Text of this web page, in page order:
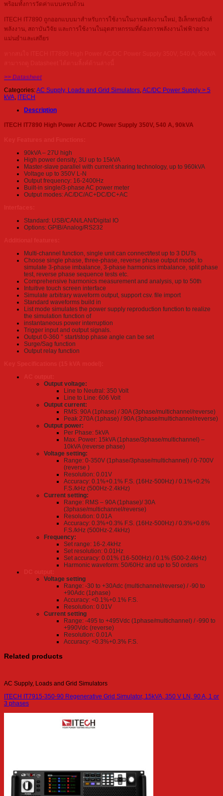
พร้อมทั้งการวัดค่าแบบครบถ้วน
ITECH IT7890 ถูกออกแบบมาสำหรับการใช้งานในงานพลังงานใหม่, อิเล็กทรอนิกส์
พลังงาน, สถาบันวิจัย และการใช้งานในอุตสาหกรรมที่ต้องการพลังงานไฟฟ้าอย่าง
แม่นยำและเสถียร
>> Datasheet
Categories:AC Supply, Loads and Grid Simulators,AC/DC Power Supply > 5
kVA, ITECH
Description
ITECH IT7890 High Power AC/DC Power Supply 350V, 540 A, 90kVA
90kVA – 27U high
High power density, 3U up to 15kVA
Master-slave parallel with current sharing technology, up to 960kVA
Voltage up to 350V L-N
Output frequency: 16-2400Hz
Built-in single/3-phase AC power meter
Output modes: AC/DC/AC+DC/DC+AC
Standard: USB/CAN/LAN/Digital IO
Options: GPIB/Analog/RS232
Multi-channel function, single unit can connect/test up to 3 DUTs
Choose single phase, three-phase, reverse phase output mode, to
simulate 3-phase imbalance, 3-phase harmonics imbalance, split phase
test, reverse phase sequence tests etc.
Comprehensive harmonics measurement and analysis, up to 50th
Intuitive touch screen interface
Simulate arbitrary waveform output, support csv. file import
Standard waveforms build in
List mode simulates the power supply reproduction function to realize
the simulation function of
instantaneous power interruption
Trigger input and output signals.
Output 0-360 ° start/stop phase angle can be set
Surge/Sag function
Output relay function
Output voltage:
Line to Neutral: 350 Volt
Line to Line: 606 Volt
Output current:
RMS: 90A (1phase) / 30A (3phase/multichannel/reverse)
Peak 270A (1phase) / 90A (3phase/multichannel/reverse)
Output power:
Per Phase: 5kVA
Max. Power: 15kVA (1phase/3phase/multichannel) –
10kVA (reverse phase)
Voltage setting:
Range: 0-350V (1phase/3phase/multichannel) / 0-700V
(reverse )
Resolution: 0.01V
Accuracy: 0.1%+0.1% F.S. (16Hz-500Hz) / 0.1%+0.2%
F.S./kHz (500Hz-2.4kHz)
Current setting:
Range: RMS – 90A (1phase)/ 30A
(3phase/multichannel/reverse)
Resolution: 0.01A
Accuracy: 0.3%+0.3% F.S. (16Hz-500Hz) / 0.3%+0.6%
F.S./kHz (500Hz-2.4kHz)
Frequency:
Set range: 16-2.4kHz
Set resolution: 0.01Hz
Set accuracy: 0.01% (16-500Hz) / 0.1% (500-2.4kHz)
Harmonic waveform: 50/60Hz and up to 50 orders
Voltage setting
Range: -30 to +30Adc (multichannel/reverse) / -90 to
+90Adc (1phase)
Accuracy: <0.1%+0.1% F.S.
Resolution: 0.01V
Current setting
Range: -495 to +495Vdc (1phase/multichannel) / -990 to
+990Vdc (reverse)
Resolution: 0.01A
Accuracy: <0.3%+0.3% F.S.
Related products
AC Supply, Loads and Grid Simulators
ITECH IT7915-350-90 Regenerative Grid Simulator, 15kVA, 350 V LN, 90 A, 1 or
3 phases